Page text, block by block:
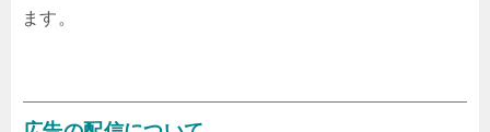
ます。